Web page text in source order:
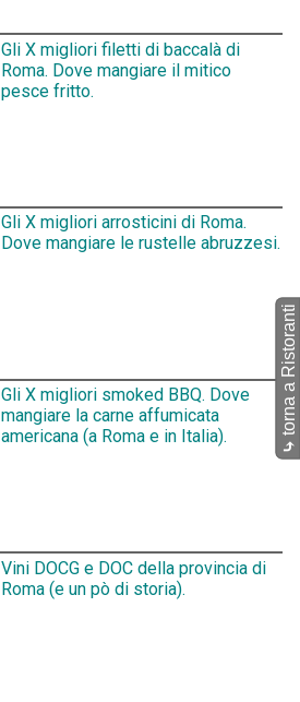
Gli X migliori filetti di baccalà di
Roma. Dove mangiare il mitico
pesce fritto.
Gli X migliori arrosticini di Roma.
Dove mangiare le rustelle abruzzesi.
Gli X migliori smoked BBQ. Dove
mangiare la carne affumicata
americana (a Roma e in Italia).
Vini DOCG e DOC della provincia di
Roma (e un pò di storia).
⤷
torna a Ristoranti